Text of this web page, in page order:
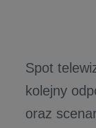
Spot
kolejny
oraz